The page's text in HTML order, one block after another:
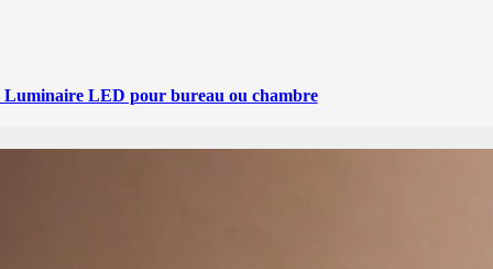
Luminaire LED pour bureau ou chambre